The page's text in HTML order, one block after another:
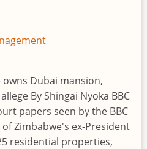
owns Dubai mansion,
By Shingai Nyoka BBC
papers seen by the BBC
Zimbabwe's ex-President
residential properties,